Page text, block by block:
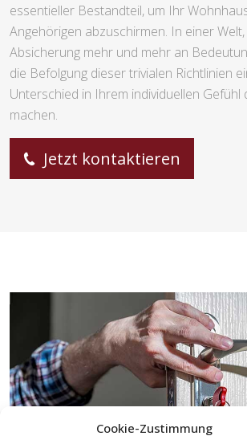
Cookie-Zustimmung
essentieller Bestandteil, um Ihr
Angehörigen abzuschirmen. In einer
Absicherung mehr und mehr an
die Befolgung dieser trivialen Richtlinien
Unterschied in Ihrem individuellen Gefühl
machen.
Jetzt kontaktieren